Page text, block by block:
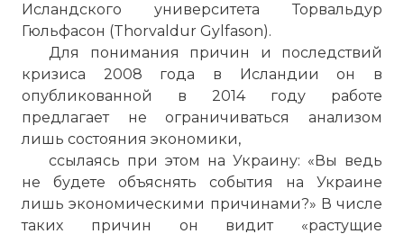
Исландского университета Торвальдур
Гюльфасон (Thorvaldur Gylfason).
Для понимания причин и последствий
кризиса 2008 года в Исландии он в
опубликованной в 2014 году работе
предлагает не ограничиваться анализом
лишь состояния экономики,
ссылаясь при этом на Украину: «Вы ведь
не будете объяснять события на Украине
лишь экономическими причинами?» В числе
таких причин он видит «растущие